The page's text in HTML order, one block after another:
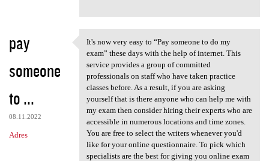
pay
someone
to ...
08.11.2022
Adres
It's now very easy to “Pay
It's now very easy to “Pay someone to do my
exam” these days with the help of internet. This
service provides a group of committed
professionals on staff who have taken practice
classes before. As a result, if you are asking
yourself that is there anyone who can help me with
my exam then consider hiring their experts who are
accessible in numerous locations and time zones.
You are free to select the writers whenever you'd
like for your online questionnaire. To pick which
specialists are the best for giving you online exam